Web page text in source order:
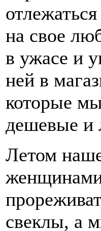
на свое
в ужасе и
ней в
которые
дешевые и
Летом
свеклы, а